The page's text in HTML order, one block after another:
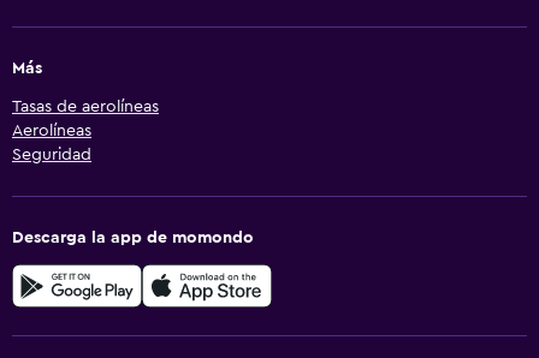
Más
Tasas de aerolíneas
Aerolíneas
Seguridad
Descarga la app de momondo